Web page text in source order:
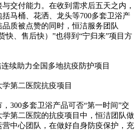
交付能力。在收到需求后五天之内，
马桶、花洒、龙头等700多套卫浴产
质被点赞的同时，恒洁服务团队
快、售后快）”也得到“宁归来”项目方
第二医院抗疫项目
300多套卫浴产品可否“第一时间”交
第二医院的抗疫项目中，恒洁团队做
中心团队，在做好自身防疫保护，充